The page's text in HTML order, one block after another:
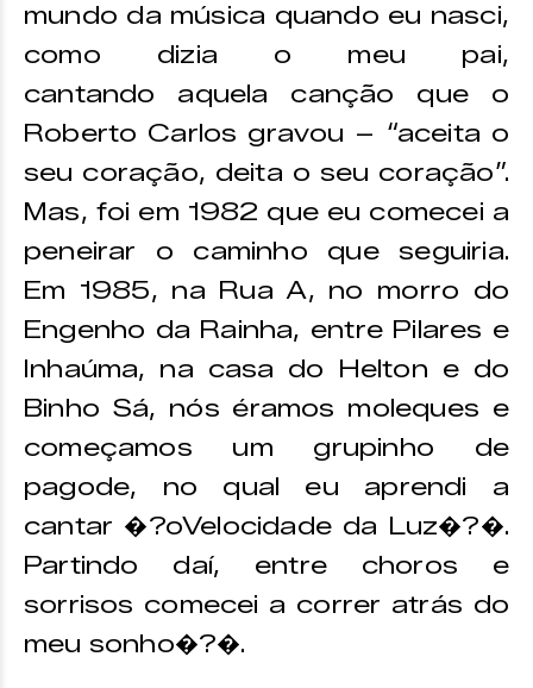
mundo da música quando eu nasci,
como dizia o meu pai,
cantando aquela canção que o
Roberto Carlos gravou – “aceita o
seu coração, deita o seu coração”.
Mas, foi em 1982 que eu comecei a
peneirar o caminho que seguiria.
Em 1985, na Rua A, no morro do
Engenho da Rainha, entre Pilares e
Inhaúma, na casa do Helton e do
Binho Sá, nós éramos moleques e
começamos um grupinho de
pagode, no qual eu aprendi a
cantar �?oVelocidade da Luz�?�.
Partindo daí, entre choros e
sorrisos comecei a correr atrás do
meu sonho�?�.